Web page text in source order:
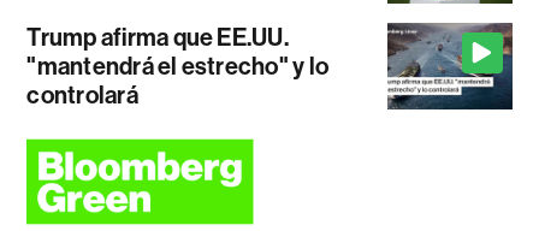
Trump afirma que EE.UU.
"mantendrá el estrecho" y lo
controlará